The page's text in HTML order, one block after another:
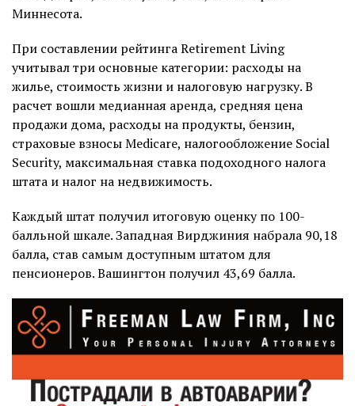
Миннесота.
При составлении рейтинга Retirement Living
учитывал три основные категории: расходы на
жилье, стоимость жизни и налоговую нагрузку. В
расчет вошли медианная аренда, средняя цена
продажи дома, расходы на продукты, бензин,
страховые взносы Medicare, налогообложение Social
Security, максимальная ставка подоходного налога
штата и налог на недвижимость.
Каждый штат получил итоговую оценку по 100-
балльной шкале. Западная Вирджиния набрала 90,18
балла, став самым доступным штатом для
пенсионеров. Вашингтон получил 43,69 балла.